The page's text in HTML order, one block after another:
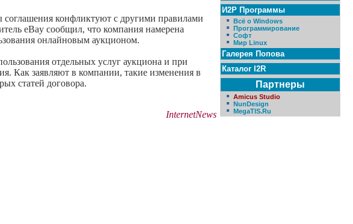
соглашения конфликтуют с другими правилами
eBay сообщил, что компания намерена
онлайновым аукционом.
отдельных услуг аукциона и при
Как заявляют в компании, такие изменения в
статей договора.
InternetNews
И2Р Программы
Всё о Windows
Программирование
Софт
Мир Linux
Галерея Попова
Каталог I2R
Партнеры
Amicus Studio
NunDesign
MegaTIS.Ru